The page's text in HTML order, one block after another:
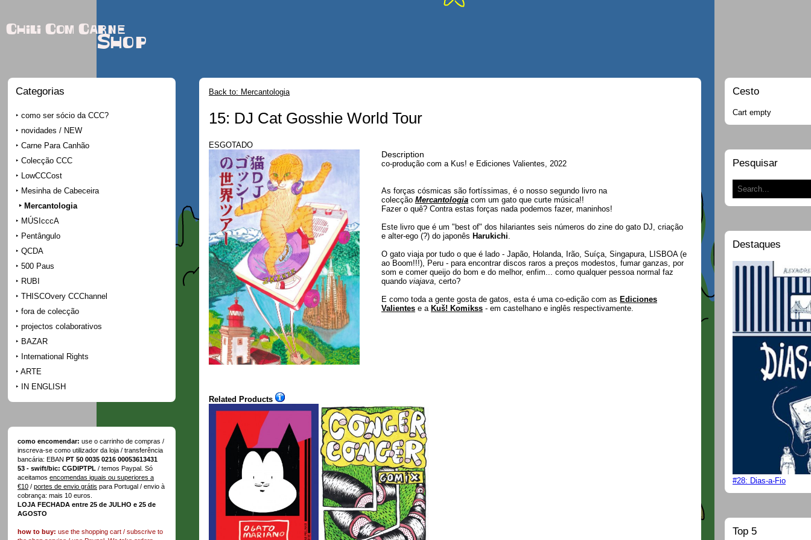
Chili Com Carne
Shop
Categorias
como ser sócio da CCC?
novidades / NEW
Carne Para Canhão
Colecção CCC
LowCCCost
Mesinha de Cabeceira
Mercantologia
MÚSIcccA
Pentângulo
QCDA
500 Paus
RUBI
THISCOvery CCChannel
fora de colecção
projectos colaborativos
BAZAR
International Rights
ARTE
IN ENGLISH
como encomendar: use o carrinho de compras /
inscreva-se como utilizador da loja / transferência
bancária: EBAN PT 50 0035 0216 00053613431
53 - swift/bic: CGDIPTPL / temos Paypal. Só
aceitamos encomendas iguais ou superiores a
€10 / portes de envio grátis para Portugal / envio à
cobrança: mais 10 euros.
LOJA FECHADA entre 25 de JULHO e 25 de
AGOSTO
how to buy: use the shopping cart / subscrive to
Back to: Mercantologia
15: DJ Cat Gosshie World Tour
ESGOTADO
Description
co-produção com a Kus! e Ediciones Valientes, 2022
As forças cósmicas são fortíssimas, é o nosso segundo livro na
colecção Mercantologia com um gato que curte música!!
Fazer o quê? Contra estas forças nada podemos fazer, maninhos!
Este livro que é um "best of" dos hilariantes seis números do zine do gato DJ, criação
e alter-ego (?) do japonês Harukichi
O gato viaja por tudo o que é lado - Japão, Holanda, Irão, Suíça, Singapura, LISBOA (e
ao Boom!!!), Peru - para encontrar discos raros a preços modestos, fumar ganzas, por
som e comer queijo do bom e do melhor, enfim... como qualquer pessoa normal faz
quando viajava , certo?
E como toda a gente gosta de gatos, esta é uma co-edição com as Ediciones
Valientes e a Kuš! Komikss - em castelhano e inglês respectivamente.
Related Products
Cesto
Cart empty
Pesquisar
Destaques
#28: Dias-a-Fio
Top 5